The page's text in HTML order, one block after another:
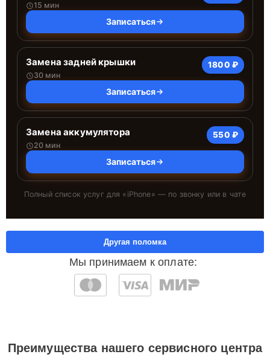
15 мин
Записаться
Замена задней крышки
30 мин
1800 ₽
Записаться
Замена аккумулятора
20 мин
550 ₽
Записаться
Полный список услуг для « iPhone» — по звонку или в чате
Мы принимаем к оплате:
Другая поломка
Преимущества нашего сервисного центра